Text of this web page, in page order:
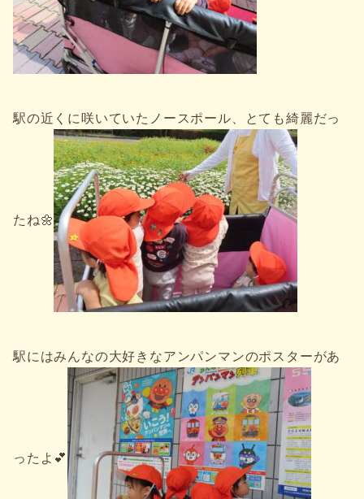
駅の近くに咲いていたノースポール、とても綺麗だっ
たね🌼
駅にはみんなの大好きなアンパンマンのポスターがあ
ったよ💕